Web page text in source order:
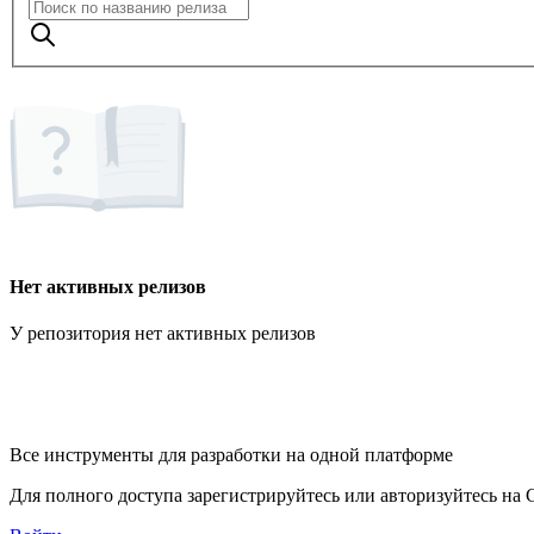
Нет активных релизов
У репозитория нет активных релизов
Все инструменты для разработки на одной платформе
Для полного доступа зарегистрируйтесь или авторизуйтесь на